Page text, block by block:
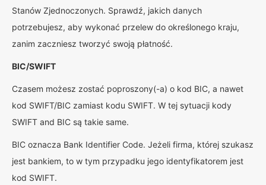
Stanów Zjednoczonych. Sprawdź, jakich danych
potrzebujesz, aby wykonać przelew do określonego kraju,
zanim zaczniesz tworzyć swoją płatność.
BIC/SWIFT
Czasem możesz zostać poproszony(-a) o kod BIC, a nawet
kod SWIFT/BIC zamiast kodu SWIFT. W tej sytuacji kody
SWIFT and BIC są takie same.
BIC oznacza Bank Identifier Code. Jeżeli firma, której szukasz
jest bankiem, to w tym przypadku jego identyfikatorem jest
kod SWIFT.